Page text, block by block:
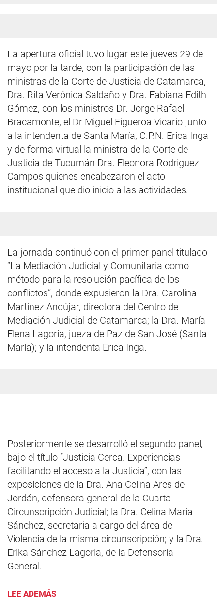
La apertura oficial tuvo lugar este jueves 29 de
mayo por la tarde, con la participación de las
ministras de la Corte de Justicia de Catamarca,
Dra. Rita Verónica Saldaño y Dra. Fabiana Edith
Gómez, con los ministros Dr. Jorge Rafael
Bracamonte, el Dr Miguel Figueroa Vicario junto
a la intendenta de Santa María, C.P.N. Erica Inga
y de forma virtual la ministra de la Corte de
Justicia de Tucumán Dra. Eleonora Rodriguez
Campos quienes encabezaron el acto
institucional que dio inicio a las actividades.
La jornada continuó con el primer panel titulado
“La Mediación Judicial y Comunitaria como
método para la resolución pacífica de los
conflictos”, donde expusieron la Dra. Carolina
Martínez Andújar, directora del Centro de
Mediación Judicial de Catamarca; la Dra. María
Elena Lagoria, jueza de Paz de San José (Santa
María); y la intendenta Erica Inga.
Posteriormente se desarrolló el segundo panel,
bajo el título “Justicia Cerca. Experiencias
facilitando el acceso a la Justicia”, con las
exposiciones de la Dra. Ana Celina Ares de
Jordán, defensora general de la Cuarta
Circunscripción Judicial; la Dra. Celina María
Sánchez, secretaria a cargo del área de
Violencia de la misma circunscripción; y la Dra.
Erika Sánchez Lagoria, de la Defensoría
General.
LEE ADEMÁS